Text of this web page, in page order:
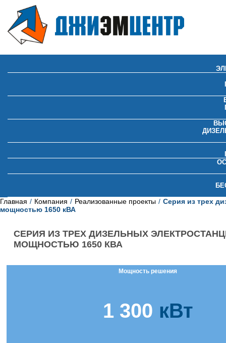
Главная Компания Реализованные проекты
Серия из трех
мощностью 1650 кВА
СЕРИЯ ИЗ ТРЕХ ДИЗЕЛЬНЫХ
МОЩНОСТЬЮ 1650 КВА
Мощность решения
1 300 кВт